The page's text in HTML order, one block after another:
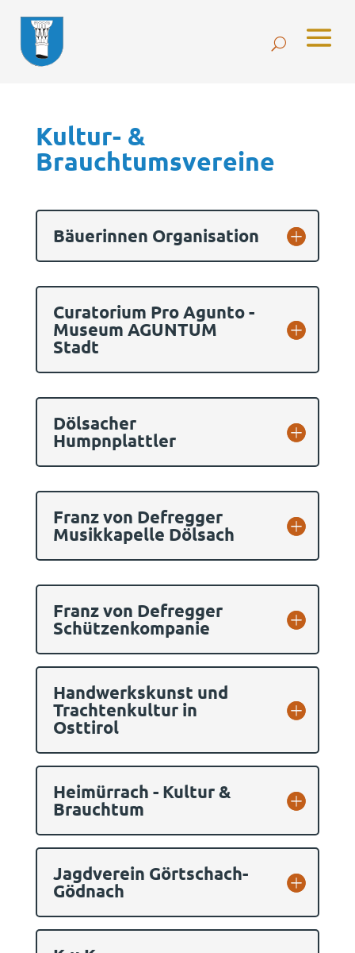
Kultur- &
Brauchtumsvereine
Bäuerinnen Organisation
Curatorium Pro Agunto -
Museum AGUNTUM
Stadt
Dölsacher
Humpnplattler
Franz von Defregger
Musikkapelle Dölsach
Franz von Defregger
Schützenkompanie
Handwerkskunst und
Trachtenkultur in
Osttirol
Heimürrach - Kultur &
Brauchtum
Jagdverein Görtschach-
Gödnach